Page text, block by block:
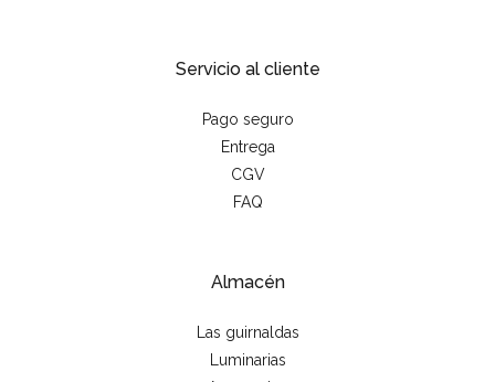
Servicio al cliente
Pago seguro
Entrega
CGV
FAQ
Almacén
Las guirnaldas
Luminarias